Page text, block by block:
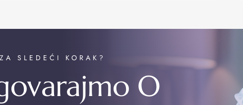
SLEDEĆI KORAK?
O